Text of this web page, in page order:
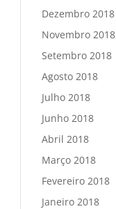
Dezembro 2018
Novembro 2018
Setembro 2018
Agosto 2018
Julho 2018
Junho 2018
Abril 2018
Março 2018
Fevereiro 2018
Janeiro 2018